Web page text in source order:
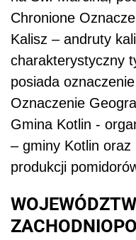
Chronione
Kalisz – andruty
charakterystyczny
posiada
Oznaczenie
Gmina Kotlin -
– gminy Kotlin oraz
produkcji